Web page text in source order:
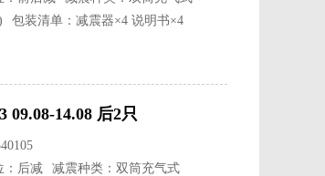
包装清单：减震器×4 说明书×4
09.08-14.08 后2只
：后减
减震种类：双筒充气式